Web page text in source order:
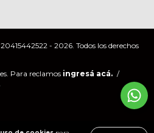
- 2026. Todos los derechos
Para reclamos ingresá acá. /